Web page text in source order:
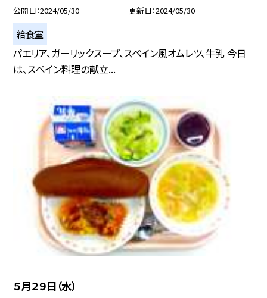
公開日 2024/05/30 更新日 2024/05/30
給食室
パエリア、ガーリックスープ、スペイン風オムレツ、牛乳 今日
は、スペイン料理の献立...
５月２９日（水）